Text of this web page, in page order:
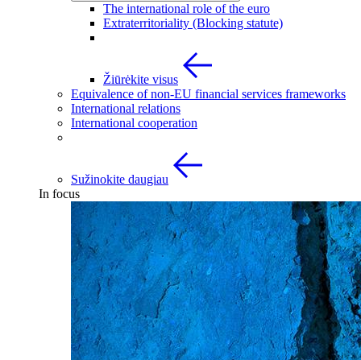
The international role of the euro
Extraterritoriality (Blocking statute)
Žiūrėkite visus
Equivalence of non-EU financial services frameworks
International relations
International cooperation
Sužinokite daugiau
In focus